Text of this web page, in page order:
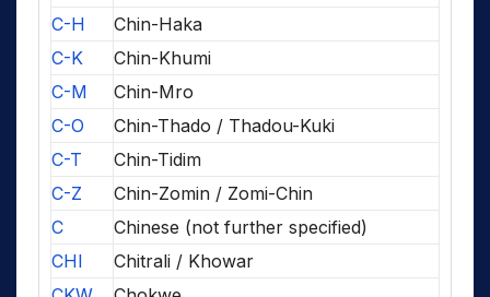
C-H
Chin-Haka
C-K
Chin-Khumi
C-M
Chin-Mro
C-O
Chin-Thado / Thadou-Kuki
C-T
Chin-Tidim
C-Z
Chin-Zomin / Zomi-Chin
C
Chinese (not further specified)
CHI
Chitrali / Khowar